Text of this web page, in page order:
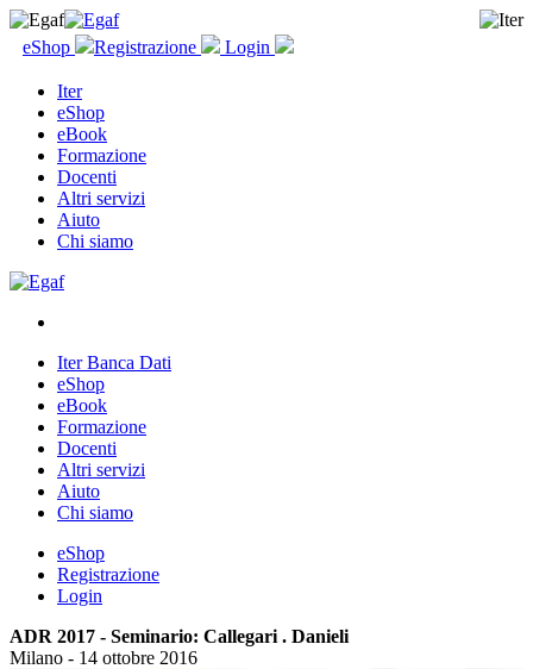
eShop Registrazione Login
Iter
eShop
eBook
Formazione
Docenti
Altri servizi
Aiuto
Chi siamo
Iter Banca Dati
eShop
eBook
Formazione
Docenti
Altri servizi
Aiuto
Chi siamo
eShop
Registrazione
Login
ADR 2017 - Seminario: Callegari . Danieli
Milano - 14 ottobre 2016